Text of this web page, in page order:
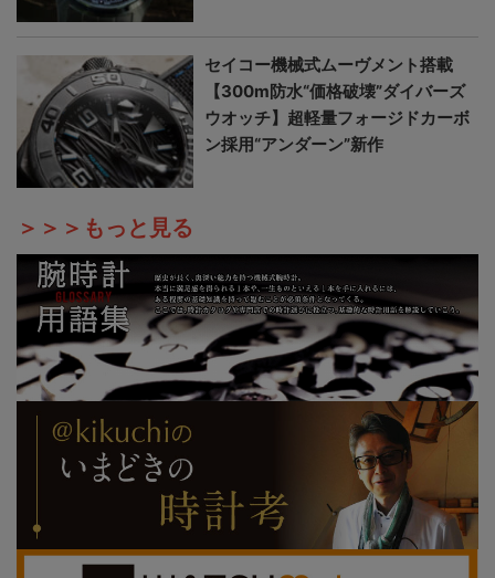
セイコー機械式ムーヴメント搭載
【300m防水“価格破壊”ダイバーズ
ウオッチ】超軽量フォージドカーボ
ン採用“アンダーン”新作
＞＞＞もっと見る